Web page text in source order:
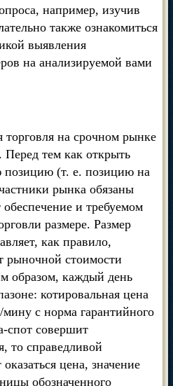
например, изучив
также ознакомиться
выявления
на анализируемой вами
торговля на срочном рынке
Перед тем как открыть
(т. е. позицию на
рынка обязаны
и требуемом
размере. Размер
как правило,
рыночной стоимости
образом, каждый день
котировальная цена
с норма гарантийного
спот совершит
то справедливой
цена, значение
обозначенного